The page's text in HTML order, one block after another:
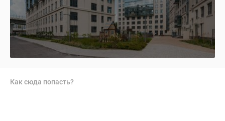
Как сюда попасть?